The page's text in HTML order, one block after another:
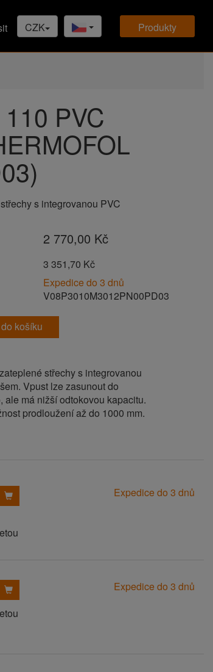
produkty
CZK
PVC
s integrovanou PVC
2 770,00 Kč
3 351,70 Kč
Expedice do 3 dnů
V08P3010M3012PN00PD03
košíku
střechy s integrovanou
Vpust lze zasunout do
má nižší odtokovou kapacitu.
prodloužení až do 1000 mm.
Expedice do 3 dnů
Expedice do 3 dnů